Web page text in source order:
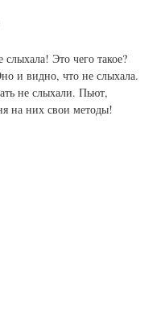
Это чего такое?
видно, что не слыхала.
не слыхали. Пьют,
на них свои методы!